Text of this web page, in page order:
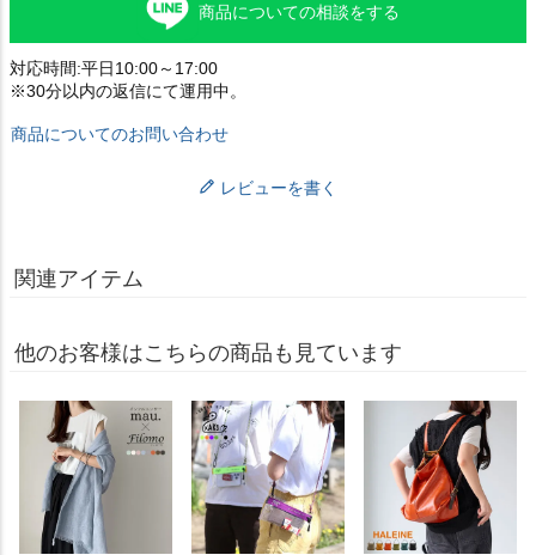
商品についての相談をする
対応時間:平日10:00～17:00
※30分以内の返信にて運用中。
商品についてのお問い合わせ
レビューを書く
関連アイテム
他のお客様はこちらの商品も見ています